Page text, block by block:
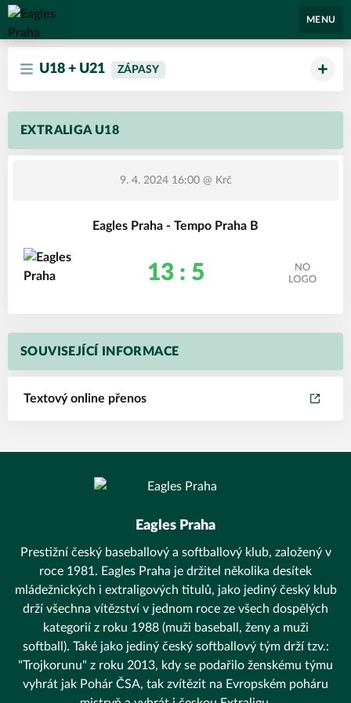
Eagles Praha
MENU
U18 + U21 ZÁPASY
EXTRALIGA U18
9. 4. 2024 16:00@ Krč
Eagles Praha - Tempo Praha B
13 : 5
SOUVISEJÍCÍ INFORMACE
Textový online přenos
Eagles Praha
Prestižní český baseballový a softballový klub, založený v
roce 1981. Eagles Praha je držitel několika desítek
mládežnických i extraligových titulů, jako jediný český klub
drží všechna vítězství v jednom roce ze všech dospělých
kategorií z roku 1988 (muži baseball, ženy a muži
softball). Také jako jediný český softballový tým drží tzv.:
"Trojkorunu" z roku 2013, kdy se podařilo ženskému týmu
vyhrát jak Pohár ČSA, tak zvítězit na Evropském poháru